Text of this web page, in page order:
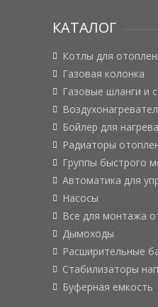
КАТАЛОГ
Котлы для
Газовая колонка
Газовые шланги и
Бойлер для
Радиаторы
Группы быстрого
Автоматика для
Насосы
Все для монтажа
Дымоходы
Расширительные
Стабилизаторы
Буферная емкость